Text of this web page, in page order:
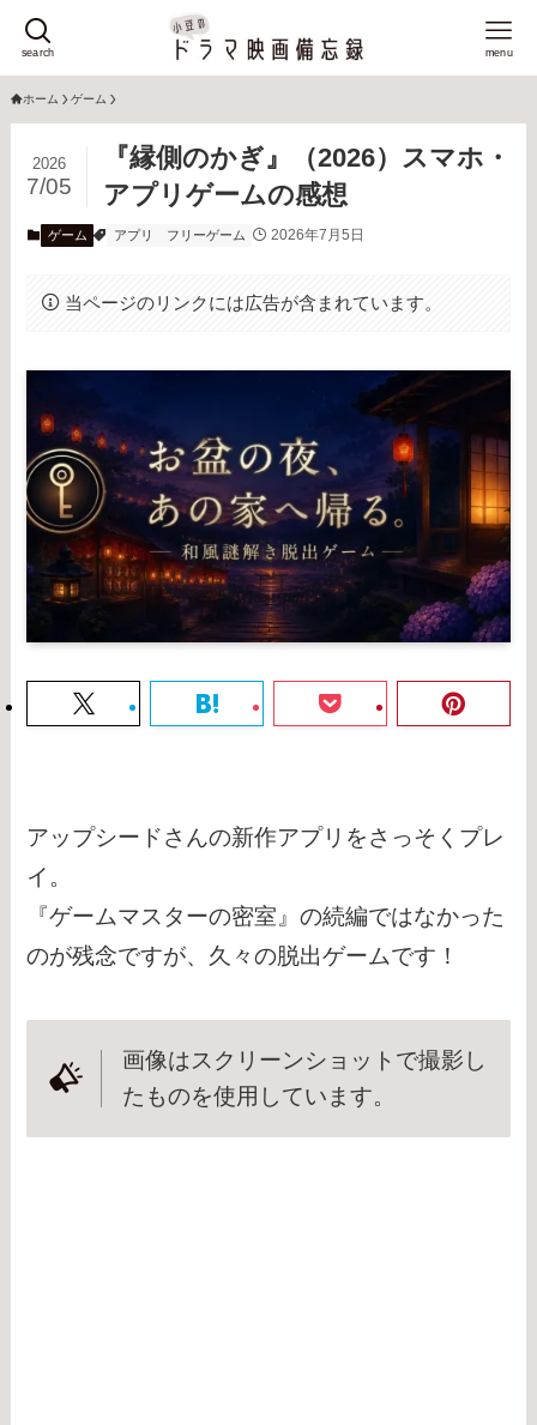
search menu
ホーム ゲーム
『縁側のかぎ』（2026）スマホ・
アプリゲームの感想
2026
7/05
ゲーム アプリ フリーゲーム 2026年7月5日
当ページのリンクには広告が含まれています。
アップシードさんの新作アプリをさっそくプレ
イ。
『ゲームマスターの密室』の続編ではなかった
のが残念ですが、久々の脱出ゲームです！
画像はスクリーンショットで撮影し
たものを使用しています。